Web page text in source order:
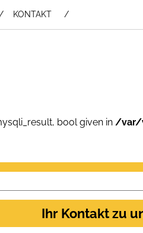
KONTAKT
bool given in/var/
Ihr Kontakt zu